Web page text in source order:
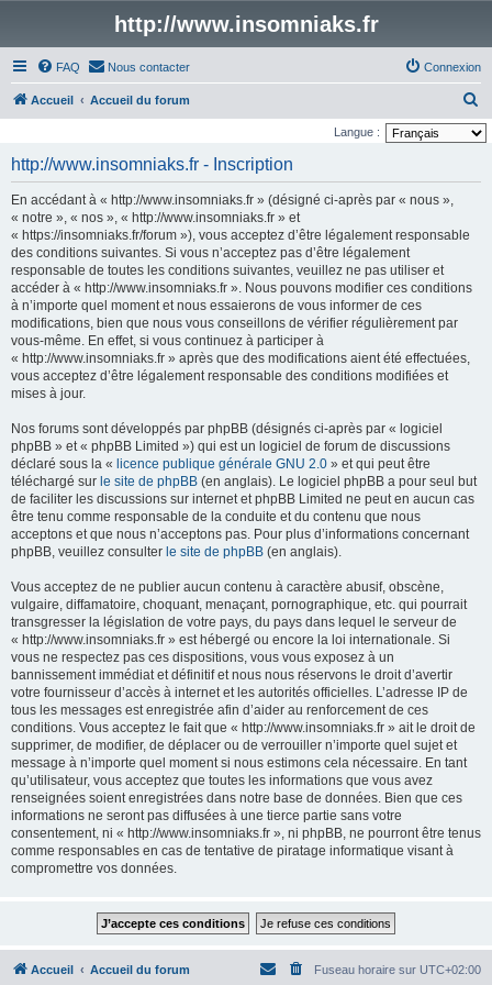
http://www.insomniaks.fr
FAQ Nous contacter Connexion
Accueil Accueil du forum
e
Langue :
http://www.insomniaks.fr - Inscription
En accédant à « http://www.insomniaks.fr » (désigné ci-après par « nous »,
« notre », « nos », « http://www.insomniaks.fr » et
« https://insomniaks.fr/forum »), vous acceptez d’être légalement responsable
des conditions suivantes. Si vous n’acceptez pas d’être légalement
responsable de toutes les conditions suivantes, veuillez ne pas utiliser et
accéder à « http://www.insomniaks.fr ». Nous pouvons modifier ces conditions
à n’importe quel moment et nous essaierons de vous informer de ces
modifications, bien que nous vous conseillons de vérifier régulièrement par
vous-même. En effet, si vous continuez à participer à
« http://www.insomniaks.fr » après que des modifications aient été effectuées,
vous acceptez d’être légalement responsable des conditions modifiées et
mises à jour.
Nos forums sont développés par phpBB (désignés ci-après par « logiciel
phpBB » et « phpBB Limited ») qui est un logiciel de forum de discussions
déclaré sous la « licence publique générale GNU 2.0 » et qui peut être
téléchargé sur le site de phpBB (en anglais). Le logiciel phpBB a pour seul but
de faciliter les discussions sur internet et phpBB Limited ne peut en aucun cas
être tenu comme responsable de la conduite et du contenu que nous
acceptons et que nous n’acceptons pas. Pour plus d’informations concernant
phpBB, veuillez consulter le site de phpBB (en anglais).
Vous acceptez de ne publier aucun contenu à caractère abusif, obscène,
vulgaire, diffamatoire, choquant, menaçant, pornographique, etc. qui pourrait
transgresser la législation de votre pays, du pays dans lequel le serveur de
« http://www.insomniaks.fr » est hébergé ou encore la loi internationale. Si
vous ne respectez pas ces dispositions, vous vous exposez à un
bannissement immédiat et définitif et nous nous réservons le droit d’avertir
votre fournisseur d’accès à internet et les autorités officielles. L’adresse IP de
tous les messages est enregistrée afin d’aider au renforcement de ces
conditions. Vous acceptez le fait que « http://www.insomniaks.fr » ait le droit de
supprimer, de modifier, de déplacer ou de verrouiller n’importe quel sujet et
message à n’importe quel moment si nous estimons cela nécessaire. En tant
qu’utilisateur, vous acceptez que toutes les informations que vous avez
renseignées soient enregistrées dans notre base de données. Bien que ces
informations ne seront pas diffusées à une tierce partie sans votre
consentement, ni « http://www.insomniaks.fr », ni phpBB, ne pourront être tenus
comme responsables en cas de tentative de piratage informatique visant à
compromettre vos données.
Accueil Accueil du forum Fuseau horaire sur UTC+02:00